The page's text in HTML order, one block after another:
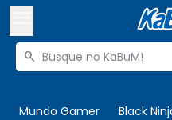
Buscar produtos

Mundo Gamer Black